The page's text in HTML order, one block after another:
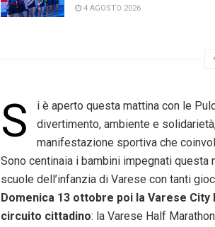
4 AGOSTO 2026
S
i è aperto questa mattina con le
divertimento, ambiente e
manifestazione sportiva che
Sono centinaia i bambini impegnati questa
scuole dell’infanzia di Varese con tanti
Domenica 13 ottobre poi la Varese City
circuito cittadino: la Varese Half